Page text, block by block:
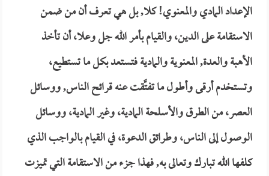
الإعداد المادي والمعنوي! كلا, بل هي تعرف أن من ضمن
الاستقامة على الدين، والقيام بأمر الله جل وعلا، أن تأخذ
الأهبة والعدة, المعنوية والمادية فتستعد بكل ما تستطيع،
وتستخدم أرقى وأطول ما تفتَّقت عنه قرائح الناس, ووسائل
العصر، من الطرق والأسلحة المادية، وغير المادية، ووسائل
الوصول إلى الناس، وطرائق الدعوة، في القيام بالواجب الذي
كلفها الله تبارك وتعالى به, فهذا جزء من الاستقامة التي تميزت